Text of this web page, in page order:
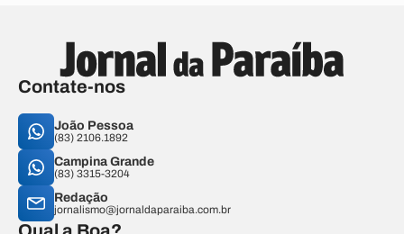
Contate-nos
João Pessoa
(83) 2106.1892
Campina Grande
(83) 3315-3204
Redação
jornalismo@jornaldaparaiba.com.br